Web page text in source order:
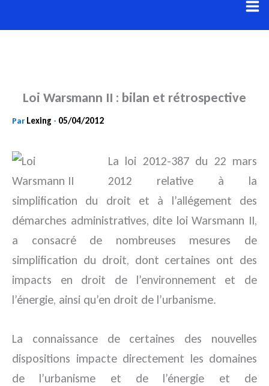
au
Loi Warsmann II : bilan et rétrospective
Par Lexing - 05/04/2012
La loi 2012-387 du 22 mars
2012 relative à la
simplification du droit et à l’allégement des
démarches administratives, dite loi Warsmann II,
a consacré de nombreuses mesures de
simplification du droit, dont certaines ont des
impacts en droit de l’environnement et de
l’énergie, ainsi qu’en droit de l’urbanisme.
La connaissance de certaines des nouvelles
dispositions impacte directement les domaines
de l’urbanisme et de l’énergie et de